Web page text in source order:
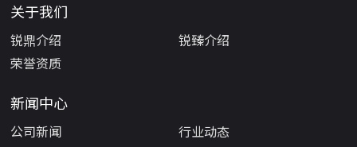
关于我们
锐鼎介绍
锐臻介绍
荣誉资质
新闻中心
公司新闻 行业动态